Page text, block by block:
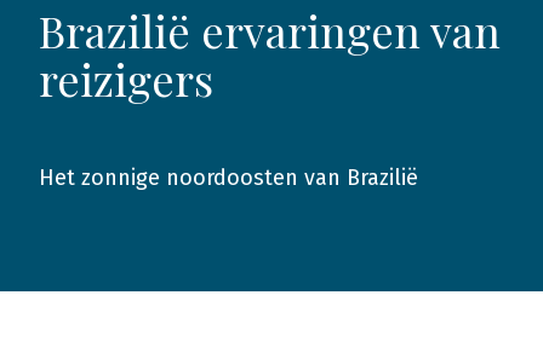
Brazilië ervaringen van
reizigers
2024
Het zonnige noordoosten van Brazilië